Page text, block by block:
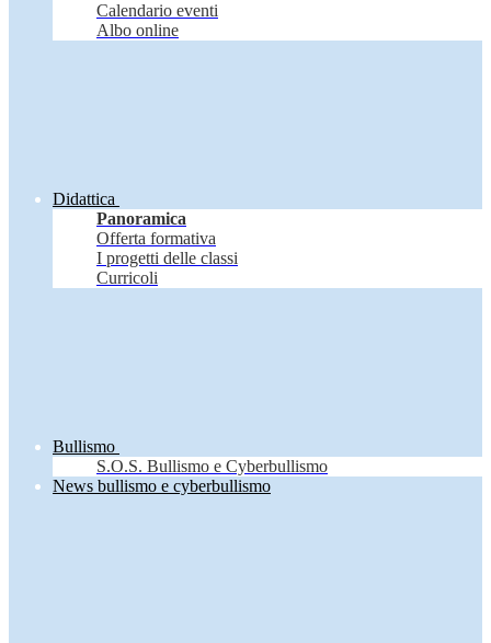
Calendario eventi
Albo online
Didattica
Panoramica
Offerta formativa
I progetti delle classi
Curricoli
Bullismo
S.O.S. Bullismo e Cyberbullismo
News bullismo e cyberbullismo